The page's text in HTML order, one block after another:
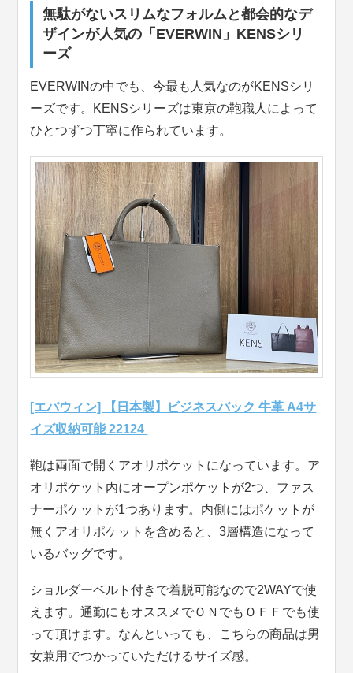
無駄がないスリムなフォルムと都会的なデ
ザインが人気の「EVERWIN」KENSシリ
ーズ
EVERWINの中でも、今最も人気なのがKENSシリ
ーズです。KENSシリーズは東京の鞄職人によって
ひとつずつ丁寧に作られています。
[エバウィン] 【日本製】ビジネスバック 牛革 A4サ
イズ収納可能 22124
鞄は両面で開くアオリポケットになっています。ア
オリポケット内にオープンポケットが2つ、ファス
ナーポケットが1つあります。内側にはポケットが
無くアオリポケットを含めると、3層構造になって
いるバッグです。
ショルダーベルト付きで着脱可能なので2WAYで使
えます。通勤にもオススメでＯＮでもＯＦＦでも使
って頂けます。なんといっても、こちらの商品は男
女兼用でつかっていただけるサイズ感。